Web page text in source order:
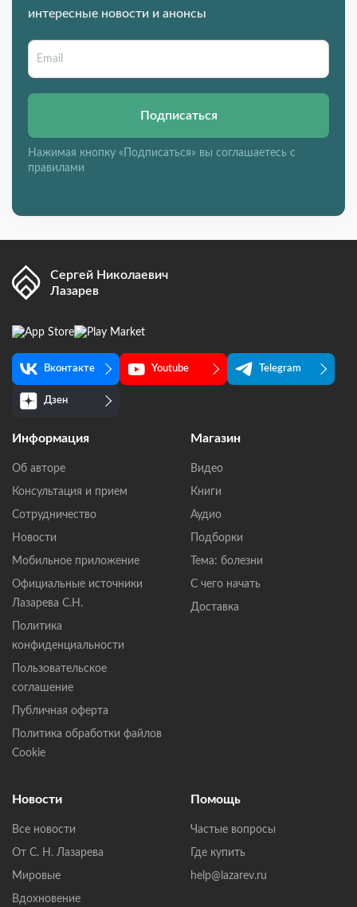
интересные новости и анонсы
Подписаться
Нажимая кнопку «Подписаться» вы соглашаетесь с
правилами
Сергей Николаевич
Лазарев
Вконтакте Youtube Telegram
Дзен
Информация
Об авторе
Консультация и прием
Сотрудничество
Новости
Мобильное приложение
Официальные источники
Лазарева С.Н.
Политика
конфиденциальности
Пользовательское
соглашение
Публичная оферта
Политика обработки файлов
Cookie
Магазин
Видео
Книги
Аудио
Подборки
Тема: болезни
С чего начать
Доставка
Новости
Все новости
От С. Н. Лазарева
Мировые
Вдохновение
Помощь
Частые вопросы
Где купить
help@lazarev.ru